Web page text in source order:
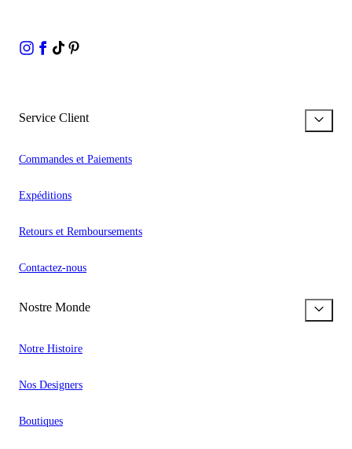
Service Client
Commandes et Paiements
Expéditions
Retours et Remboursements
Contactez-nous
Nostre Monde
Notre Histoire
Nos Designers
Boutiques